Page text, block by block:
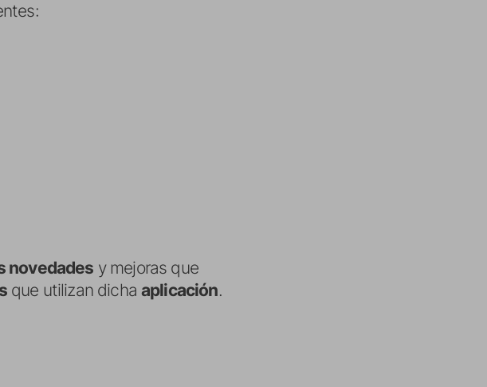
novedades y mejoras que
que utilizan dichaaplicación.